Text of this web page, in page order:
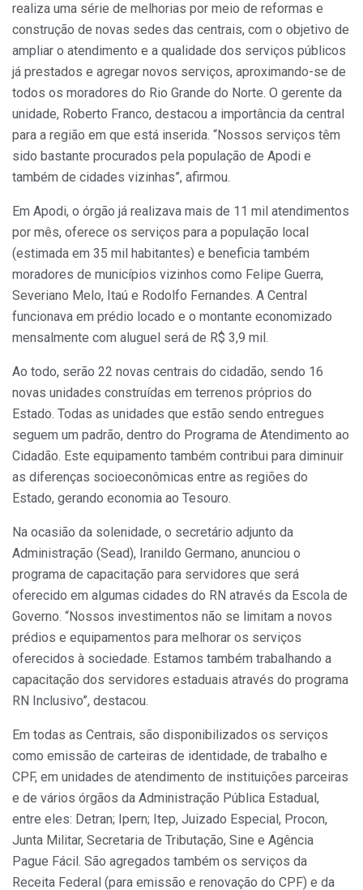
realiza uma série de melhorias por meio de reformas e
construção de novas sedes das centrais, com o objetivo de
ampliar o atendimento e a qualidade dos serviços públicos
já prestados e agregar novos serviços, aproximando-se de
todos os moradores do Rio Grande do Norte. O gerente da
unidade, Roberto Franco, destacou a importância da central
para a região em que está inserida. “Nossos serviços têm
sido bastante procurados pela população de Apodi e
também de cidades vizinhas”, afirmou.
Em Apodi, o órgão já realizava mais de 11 mil atendimentos
por mês, oferece os serviços para a população local
(estimada em 35 mil habitantes) e beneficia também
moradores de municípios vizinhos como Felipe Guerra,
Severiano Melo, Itaú e Rodolfo Fernandes. A Central
funcionava em prédio locado e o montante economizado
mensalmente com aluguel será de R$ 3,9 mil.
Ao todo, serão 22 novas centrais do cidadão, sendo 16
novas unidades construídas em terrenos próprios do
Estado. Todas as unidades que estão sendo entregues
seguem um padrão, dentro do Programa de Atendimento ao
Cidadão. Este equipamento também contribui para diminuir
as diferenças socioeconômicas entre as regiões do
Estado, gerando economia ao Tesouro.
Na ocasião da solenidade, o secretário adjunto da
Administração (Sead), Iranildo Germano, anunciou o
programa de capacitação para servidores que será
oferecido em algumas cidades do RN através da Escola de
Governo. “Nossos investimentos não se limitam a novos
prédios e equipamentos para melhorar os serviços
oferecidos à sociedade. Estamos também trabalhando a
capacitação dos servidores estaduais através do programa
RN Inclusivo”, destacou.
Em todas as Centrais, são disponibilizados os serviços
como emissão de carteiras de identidade, de trabalho e
CPF, em unidades de atendimento de instituições parceiras
e de vários órgãos da Administração Pública Estadual,
entre eles: Detran; Ipern; Itep, Juizado Especial, Procon,
Junta Militar, Secretaria de Tributação, Sine e Agência
Pague Fácil. São agregados também os serviços da
Receita Federal (para emissão e renovação do CPF) e da